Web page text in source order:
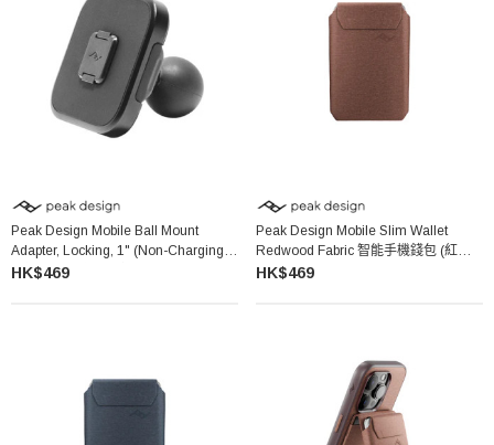
Peak Design Mobile Ball Mount
Adapter, Locking, 1" (Non-Charging)
手機球型轉接器鎖定款 (非充電版)
HK$469
Peak Design Mobile Slim Wallet
Redwood Fabric 智能手機錢包 (紅木
色)
HK$469